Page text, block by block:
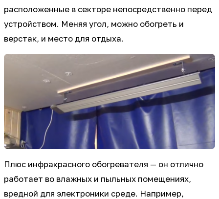
расположенные в секторе непосредственно перед
устройством. Меняя угол, можно обогреть и
верстак, и место для отдыха.
Плюс инфракрасного обогревателя — он отлично
работает во влажных и пыльных помещениях,
вредной для электроники среде. Например,